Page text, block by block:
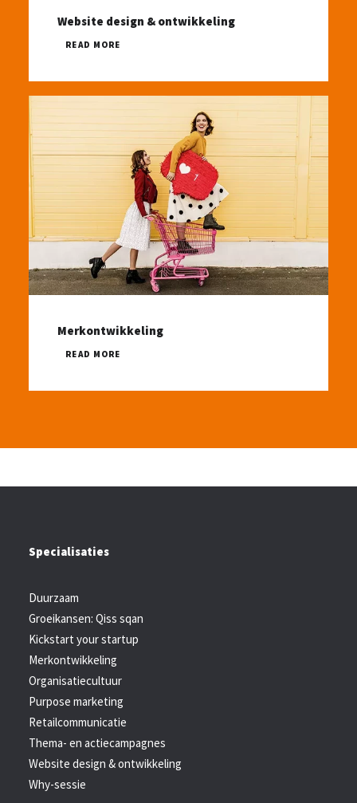
Website design & ontwikkeling
READ MORE
Merkontwikkeling
READ MORE
Specialisaties
Duurzaam
Groeikansen: Qiss sqan
Kickstart your startup
Merkontwikkeling
Organisatiecultuur
Purpose marketing
Retailcommunicatie
Thema- en actiecampagnes
Website design & ontwikkeling
Why-sessie